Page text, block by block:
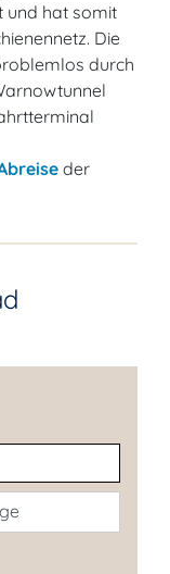
und hat somit
Die
durch
der